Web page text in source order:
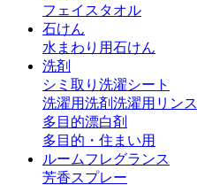
フェイスタオル
石けん
水まわり用石けん
洗剤
シミ取り 洗濯シート
洗濯用洗剤洗濯用リンス
多目的漂白剤
多目的・住まい用
ルームフレグランス
芳香スプレー